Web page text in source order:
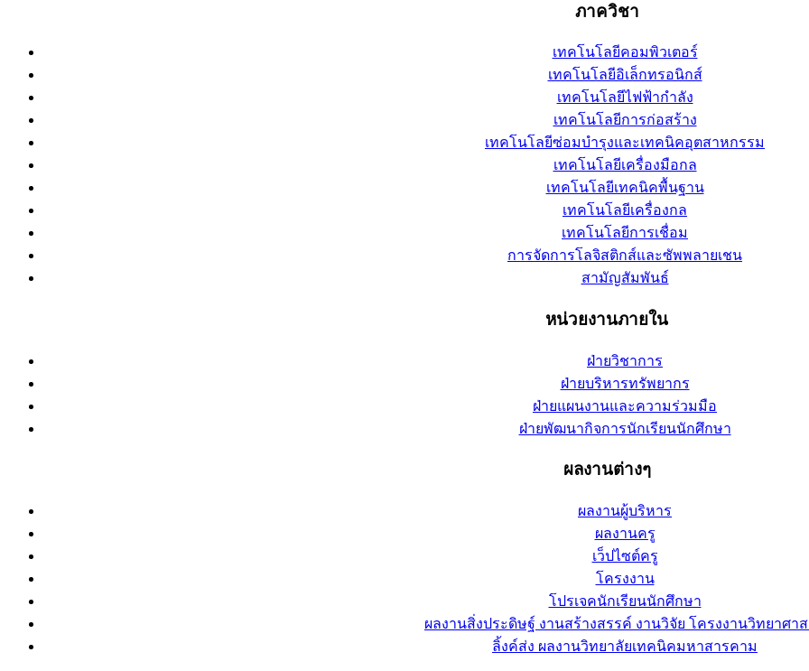
ภาควิชา
เทคโนโลยีคอมพิวเตอร์
เทคโนโลยีอิเล็กทรอนิกส์
เทคโนโลยีไฟฟ้ากำลัง
เทคโนโลยีการก่อสร้าง
เทคโนโลยีซ่อมบำรุงและเทคนิคอุตสาหกรรม
เทคโนโลยีเครื่องมือกล
เทคโนโลยีเทคนิคพื้นฐาน
เทคโนโลยีเครื่องกล
เทคโนโลยีการเชื่อม
การจัดการโลจิสติกส์และซัพพลายเชน
สามัญสัมพันธ์
หน่วยงานภายใน
ฝ่ายวิชาการ
ฝ่ายบริหารทรัพยากร
ฝ่ายแผนงานและความร่วมมือ
ฝ่ายพัฒนากิจการนักเรียนนักศึกษา
ผลงานต่างๆ
ผลงานผู้บริหาร
ผลงานครู
เว็ปไซต์ครู
โครงงาน
โปรเจคนักเรียนนักศึกษา
ผลงานสิ่งประดิษฐ์ งานสร้างสรรค์ งานวิจัย โครงงานวิทยาศา
ลิ้งค์ส่ง ผลงานวิทยาลัยเทคนิคมหาสารคาม